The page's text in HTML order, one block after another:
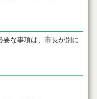
な事項は、市長が別に